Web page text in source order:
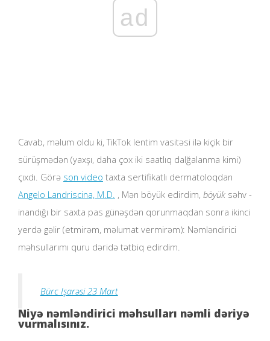
ad
Cavab, məlum oldu ki, TikTok lentim vasitəsi ilə kiçik bir
sürüşmədən (yaxşı, daha çox iki saatlıq dalğalanma kimi)
çıxdı. Görə son video taxta sertifikatlı dermatoloqdan
Angelo Landriscina, M.D. , Mən böyük edirdim, böyük səhv -
inandığı bir saxta pas günəşdən qorunmaqdan sonra ikinci
yerdə gəlir (etmirəm, məlumat vermirəm): Nəmləndirici
məhsullarımı quru dəridə tətbiq edirdim.
Bürc Işarəsi 23 Mart
Niyə nəmləndirici məhsulları nəmli dəriyə
vurmalısınız.